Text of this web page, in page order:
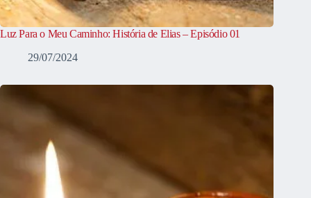
Luz Para o Meu Caminho: História de Elias – Episódio 01
29/07/2024